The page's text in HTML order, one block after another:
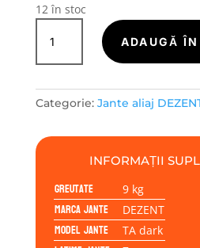
12 în stoc
Cantitate
Janta
aliaj
TA
7.00x18
5/112/43/57,1
ADAUGĂ ÎN
Categorie: Jante aliaj
INFORMAȚII
Greutate 9 kg
Marca jante DEZENT
Model jante TA dark